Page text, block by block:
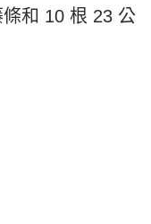
和 10 根 23 公